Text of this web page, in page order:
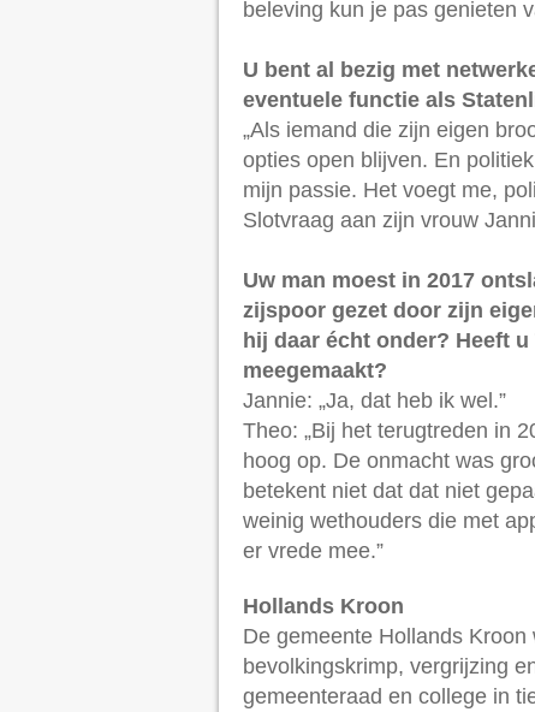
beleving kun je pas genieten
U bent al bezig met
eventuele functie als
„Als iemand die zijn eigen
opties open blijven. En
mijn passie. Het voegt me,
Slotvraag aan zijn vrouw
Uw man moest in 2017
zijspoor gezet door zijn
hij daar écht onder? Heeft
meegemaakt?
Jannie: „Ja, dat heb ik wel.”
Theo: „Bij het terugtreden in
hoog op. De onmacht was
betekent niet dat dat niet
weinig wethouders die met
er vrede mee.”
Hollands Kroon
De gemeente Hollands
bevolkingskrimp, vergrijzing
gemeenteraad en college in